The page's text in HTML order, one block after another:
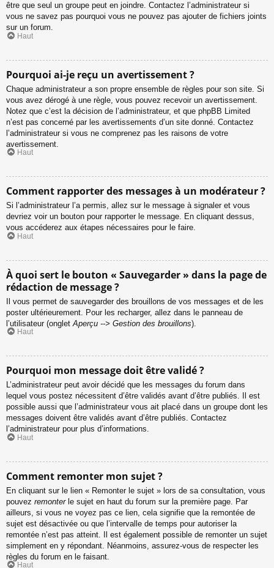
être que seul un groupe peut en joindre. Contactez l’administrateur si
vous ne savez pas pourquoi vous ne pouvez pas ajouter de fichiers joints
sur un forum.
Haut
Pourquoi ai-je reçu un avertissement ?
Chaque administrateur a son propre ensemble de règles pour son site. Si
vous avez dérogé à une règle, vous pouvez recevoir un avertissement.
Notez que c’est la décision de l’administrateur, et que phpBB Limited
n’est pas concerné par les avertissements d’un site donné. Contactez
l’administrateur si vous ne comprenez pas les raisons de votre
avertissement.
Haut
Comment rapporter des messages à un modérateur ?
Si l’administrateur l’a permis, allez sur le message à signaler et vous
devriez voir un bouton pour rapporter le message. En cliquant dessus,
vous accéderez aux étapes nécessaires pour le faire.
Haut
À quoi sert le bouton « Sauvegarder » dans la page de
rédaction de message ?
Il vous permet de sauvegarder des brouillons de vos messages et de les
poster ultérieurement. Pour les recharger, allez dans le panneau de
l’utilisateur (onglet Aperçu --> Gestion des brouillons).
Haut
Pourquoi mon message doit être validé ?
L’administrateur peut avoir décidé que les messages du forum dans
lequel vous postez nécessitent d’être validés avant d’être publiés. Il est
possible aussi que l’administrateur vous ait placé dans un groupe dont les
messages doivent être validés avant d’être publiés. Contactez
l’administrateur pour plus d’informations.
Haut
Comment remonter mon sujet ?
En cliquant sur le lien « Remonter le sujet » lors de sa consultation, vous
pouvez remonterle sujet en haut du forum sur la première page. Par
ailleurs, si vous ne voyez pas ce lien, cela signifie que la remontée de
sujet est désactivée ou que l’intervalle de temps pour autoriser la
remontée n’est pas atteint. Il est également possible de remonter un sujet
simplement en y répondant. Néanmoins, assurez-vous de respecter les
règles du forum en le faisant.
Haut